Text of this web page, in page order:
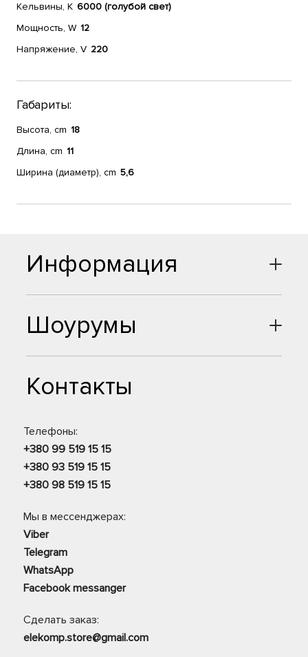
Кельвины, К 6000 (голубой свет)
Мощность, W 12
Напряжение, V 220
Габариты:
Высота, cm 18
Длина, cm 11
Ширина (диаметр), cm 5,6
Шоурумы
Контакты
Телефоны:
+380 99 519 15 15
+380 93 519 15 15
+380 98 519 15 15
Мы в мессенджерах:
Viber
Telegram
WhatsApp
Facebook messanger
Сделать заказ:
elekomp.store@gmail.com
Информация